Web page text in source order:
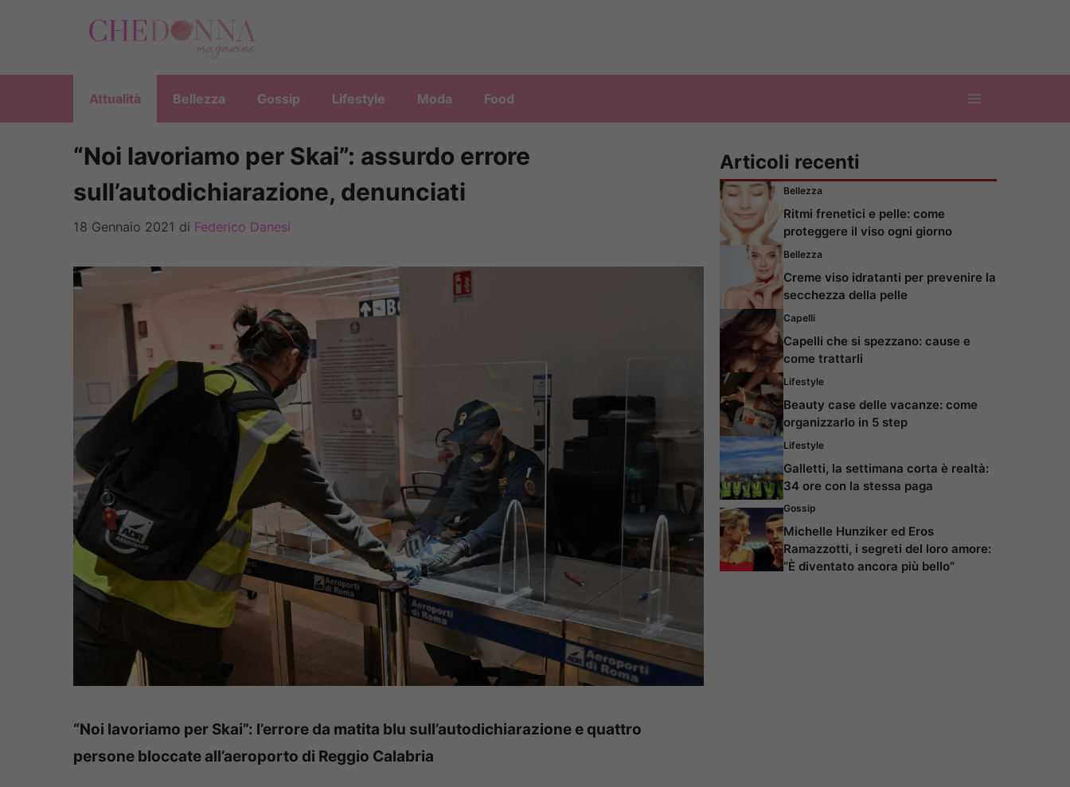
Attualità Bellezza Gossip Lifestyle Moda Food
“Noi lavoriamo per Skai”: assurdo errore
sull’autodichiarazione, denunciati
18 Gennaio 2021 di Federico Danesi
“Noi lavoriamo per Skai”: l’errore da matita blu sull’autodichiarazione e quattro
persone bloccate all’aeroporto di Reggio Calabria
Articoli recenti
Bellezza
Ritmi frenetici e pelle: come
proteggere il viso ogni giorno
Bellezza
Creme viso idratanti per prevenire la
secchezza della pelle
Capelli
Capelli che si spezzano: cause e
come trattarli
Lifestyle
Beauty case delle vacanze: come
organizzarlo in 5 step
Lifestyle
Galletti, la settimana corta è realtà:
34 ore con la stessa paga
Gossip
Michelle Hunziker ed Eros
Ramazzotti, i segreti del loro amore:
“È diventato ancora più bello”